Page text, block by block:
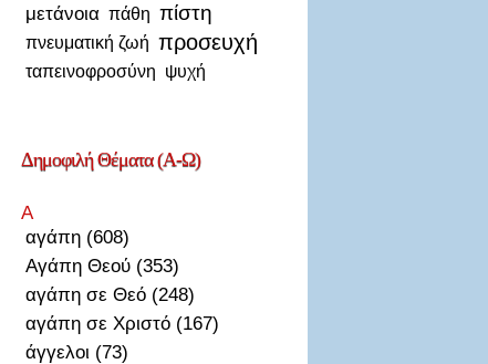
μετάνοια πάθη πίστη
πνευματική ζωή προσευχή
ταπεινοφροσύνη ψυχή
ΔημοφιλήΘέματα (Α-Ω)
Α
αγάπη (608)
Αγάπη Θεού (353)
αγάπη σε Θεό (248)
αγάπη σε Χριστό (167)
άγγελοι (73)